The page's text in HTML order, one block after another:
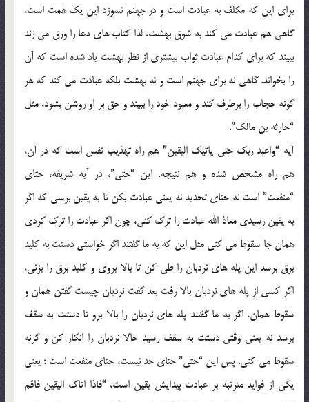
برای این که مکلف به عبادت است و در جهنم نسوزد این یک همت است،
گاهی هم عبادت می کند به شوق بهشت، لذا کتاب های دعا را ورق می زند
ببیند که برای کدام عبادت ثواب بیشتری از نظر بهشت یاد شده است که آن
را بخواند. گاهی نه برای جهنم است و نه بهشت بلکه عبادت می کند که هر
گونه حجاب را برطرف کند و معبود خود را ببیند و حق بر او روشن بشود، مثل
“حارثه بن مالک”.
آیه “واعبد ربک حتی یاتیک الیقین” هم راه تهذیب نفس است که در آن،
هم راه مشخص شده و هم نتیجه. این “حتی”، در آیه شریفه، حتای
“منفعت” است نه حتای تحدید نه یعنی عبادت بکن تا به یقین برسی که اگر
به یقین رسیدی معاذ الله عبادت را ترک کنی، چون اگر عبادت را ترک کردی
همان جا سقوط می کنی مثل این که به ما گفتند اگر خواستی دستت به کلید
برق برسد این پله های نردبان را طی کن تا بالا بروی و کلید برق را بزنی،
اگر کسی از پله های نردبان بالا رفت بعد گفت نردبان چیست گفتن همان و
سقوط همان، اگر به ما گفتند پله های نردبان را بالا برو تا دستت به سقف
برسد نه یعنی وقتی دستت به سقف رسید حالا نردبان را انکار کن و گرنه
سقوط می کنی. پس این “حتی” حتای حد نیست، حتای منفعت است ؛ یعنی
یکی از فواید مترتبه بر عبادت پیدایش یقین است، “فاذا اتاک الیقین فاقم